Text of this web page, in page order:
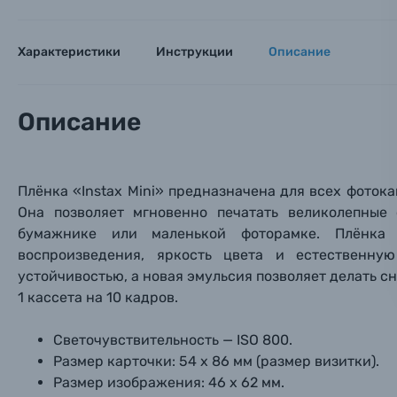
Осветительное оборудование
Фоторамки
Фотоальбомы
Книги о фотографии, альбомы известных
Характеристики Инструкции Описание
Описание
Плёнка «Instax Mini» предназначена для всех
Она позволяет мгновенно печатать
бумажнике или маленькой фоторамке. Плёнка
воспроизведения, яркость цвета и
устойчивостью, а новая эмульсия позволяет делать
1 кассета на 10 кадров.
Светочувствительность — ISO 800.
Размер карточки: 54 х 86 мм (размер визитки).
Размер изображения: 46 х 62 мм.